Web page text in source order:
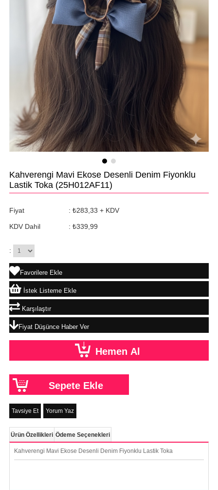
Kahverengi Mavi Ekose Desenli Denim Fiyonklu
Lastik Toka (25H012AF11)
Fiyat : ₺283,33 + KDV
KDV Dahil : ₺339,99
:
Favorilere Ekle
İstek Listeme Ekle
Karşılaştır
Fiyat Düşünce Haber Ver
Tavsiye Et Yorum Yaz
Ürün Özellikleri Ödeme Seçenekleri
Kahverengi Mavi Ekose Desenli Denim Fiyonklu Lastik Toka